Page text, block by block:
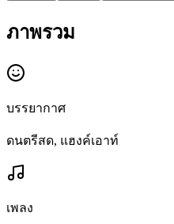
ภาพรวม
บรรยากาศ
ดนตรีสด, แฮงค์เอาท์
เพลง